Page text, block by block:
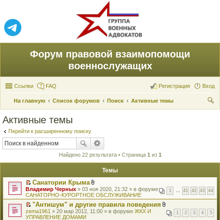
Форум правовой взаимопомощи
военнослужащих
Ссылки FAQ Вход
Регистрация
На главную Список форумов Поиск
Активные темы
Активные темы
Перейти к расширенному поиску
Найдено 22 результата • Страница 1 из 1
Темы
П
е
р
е
й
т
Санатории Крыма
В
л
о
ж
е
1 41 42 43 44
Владимир Черных » 03 ноя 2020, 21:32 » в форуме
САНАТОРНО-КУРОРТНОЕ ОБСЛУЖИВАНИЕ
П
е
"Антишум" и другие правила поведения
В
л
1 2 3 4 5
zema1961 » 20 мар 2012, 11:00 » в форуме ЖКХ И
УПРАВЛЕНИЕ ДОМАМИ